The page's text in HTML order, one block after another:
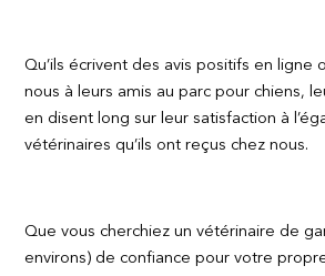
Qu’ils écrivent des avis positifs en ligne
nous à leurs amis au parc pour chiens,
en disent long sur leur satisfaction à
vétérinaires qu’ils ont reçus chez nous.
Que vous cherchiez un vétérinaire de
environs) de confiance pour votre